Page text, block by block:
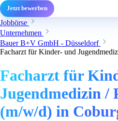
Jetzt bewerben
Jobbörse
Unternehmen
Bauer B+V GmbH - Düsseldorf
Facharzt für Kinder- und
Facharzt für
Jugendmedizin /
(m/w/d) in